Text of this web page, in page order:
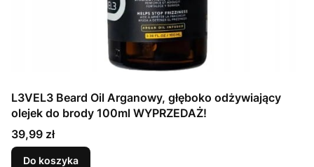
L3VEL3 Beard Oil Arganowy, głęboko odżywiający
olejek do brody 100ml WYPRZEDAŻ!
Cena
39,99 zł
Do koszyka